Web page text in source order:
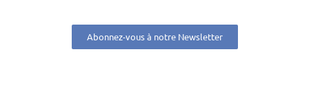
Abonnez-vous à notre Newsletter